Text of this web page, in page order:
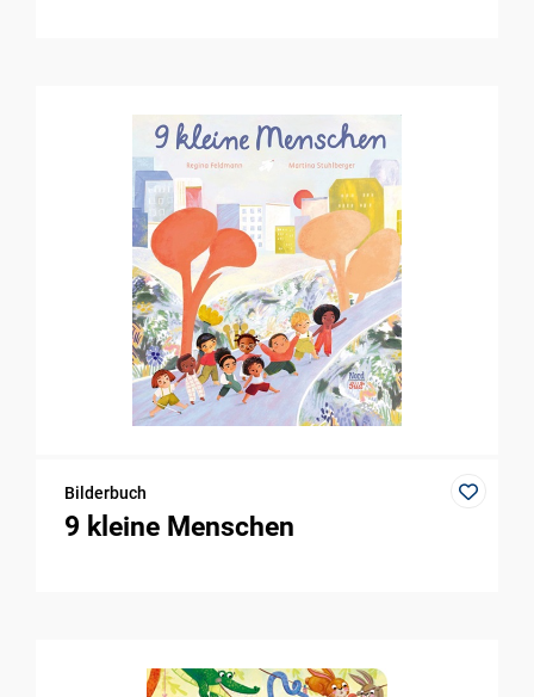
Bilderbuch
9 kleine Menschen